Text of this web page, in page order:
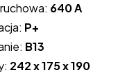
640 A
P+
B13
242 x 175 x 190